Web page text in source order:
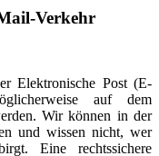
Verkehr
Elektronische Post (E-
auf dem
Wir können in der
und wissen nicht, wer
Eine rechtssichere